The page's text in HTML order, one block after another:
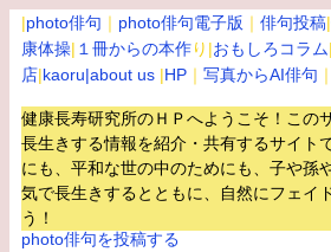
|photo俳句 ｜ photo俳句電子版 ｜ 俳句投稿|
康体操| １冊からの本作り|おもしろコラム|
店|kaoru|about us |HP ｜ 写真からAI俳句 ｜
健康長寿研究所のＨＰへようこそ！この
長生きする情報を紹介・共有するサイトで
にも、平和な世の中のためにも、子や孫
気で長生きするとともに、自然にフェイ
う！
photo俳句を投稿する